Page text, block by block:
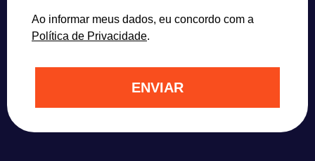
Ao informar meus dados, eu concordo com a
Política de Privacidade.
ENVIAR